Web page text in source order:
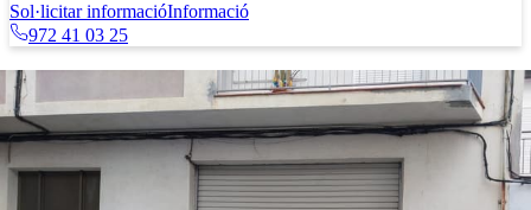
Sol·licitar informacióInformació
972 41 03 25
Magatzem